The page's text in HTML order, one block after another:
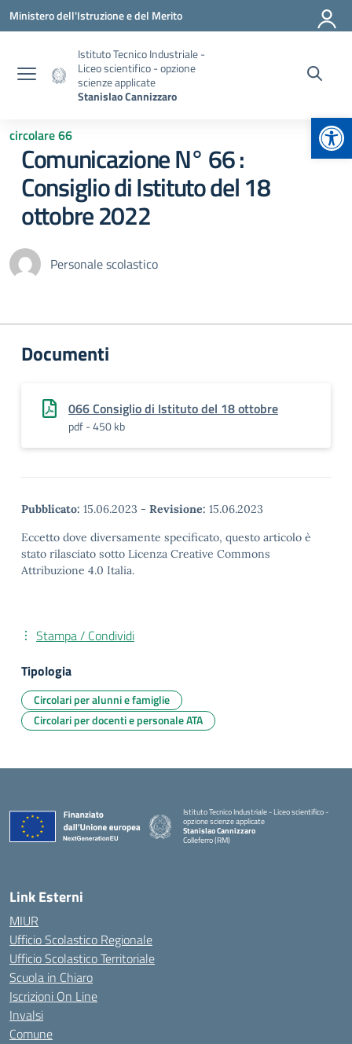
Vai ai contenuti
Vai al menu di navigazione
Vai al footer
Ministero dell'Istruzione e del Merito
Istituto Tecnico Industriale -
Liceo scientifico - opzione
scienze applicate
Stanislao Cannizzaro
circolare 66
Comunicazione N° 66 :
Consiglio di Istituto del 18
ottobre 2022
Personale scolastico
Documenti
066 Consiglio di Istituto del 18 ottobre
pdf - 450 kb
Pubblicato: 15.06.2023 - Revisione: 15.06.2023
Eccetto dove diversamente specificato, questo articolo è
stato rilasciato sotto Licenza Creative Commons
Attribuzione 4.0 Italia.
Stampa / Condividi
Tipologia
Circolari per alunni e famiglie
Circolari per docenti e personale ATA
Istituto Tecnico Industriale - Liceo scientifico -
opzione scienze applicate
Stanislao Cannizzaro
Colleferro (RM)
Link Esterni
MIUR
Ufficio Scolastico Regionale
Ufficio Scolastico Territoriale
Scuola in Chiaro
Iscrizioni On Line
Invalsi
Comune